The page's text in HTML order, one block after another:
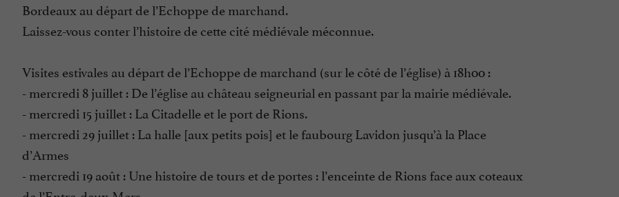
Bordeaux au départ de l’Echoppe de marchand.
Laissez-vous conter l’histoire de cette cité médiévale méconnue.
Visites estivales au départ de l’Echoppe de marchand (sur le côté de l’église) à 18h00 :
- mercredi 8 juillet : De l’église au château seigneurial en passant par la mairie médiévale.
- mercredi 15 juillet : La Citadelle et le port de Rions.
- mercredi 29 juillet : La halle [aux petits pois] et le faubourg Lavidon jusqu’à la Place
d’Armes
- mercredi 19 août : Une histoire de tours et de portes : l’enceinte de Rions face aux coteaux